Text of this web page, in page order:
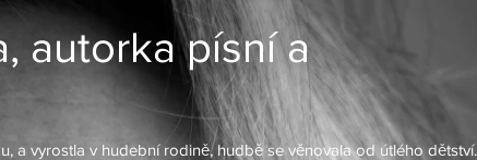
autorka písní a
a vyrostla v hudební rodině, hudbě se věnovala od útlého dětství.